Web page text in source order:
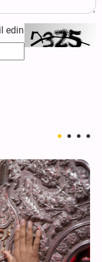
edin